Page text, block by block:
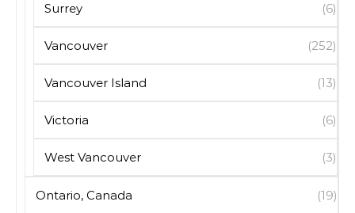
Surrey (6)
Vancouver (252)
Vancouver Island (13)
Victoria (6)
West Vancouver (3)
Ontario, Canada (19)